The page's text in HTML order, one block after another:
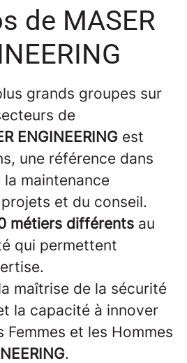
de MASER
grands groupes sur
de
ENGINEERING est
une référence dans
maintenance
et du conseil.
métiers différents au
qui permettent
maîtrise de la sécurité
la capacité à innover
et les Hommes
.